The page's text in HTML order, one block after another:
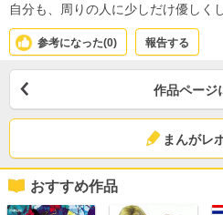
自分も、周りの人に少しだけ優しく
参考になった(0) 報告する
作品ページ
まんがレ
おすすめ作品